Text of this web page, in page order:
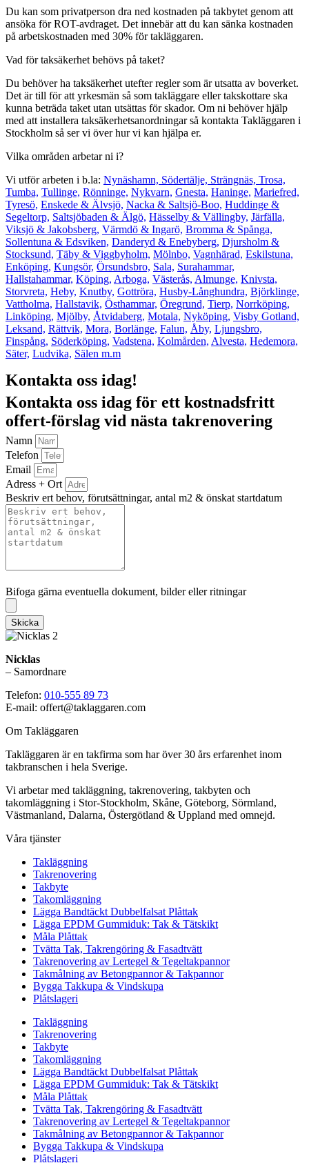
Du kan som privatperson dra ned kostnaden på takbytet genom att
ansöka för ROT-avdraget. Det innebär att du kan sänka kostnaden
på arbetskostnaden med 30% för takläggaren.
Vad för taksäkerhet behövs på taket?
Du behöver ha taksäkerhet utefter regler som är utsatta av boverket.
Det är till för att yrkesmän så som takläggare eller takskottare ska
kunna beträda taket utan utsättas för skador. Om ni behöver hjälp
med att installera taksäkerhetsanordningar så kontakta Takläggaren i
Stockholm så ser vi över hur vi kan hjälpa er.
Vilka områden arbetar ni i?
Vi utför arbeten i b.la: Nynäshamn, Södertälje, Strängnäs, Trosa,
Tumba, Tullinge, Rönninge, Nykvarn, Gnesta, Haninge, Mariefred,
Tyresö, Enskede & Älvsjö, Nacka & Saltsjö-Boo, Huddinge &
Segeltorp, Saltsjöbaden & Älgö, Hässelby & Vällingby, Järfälla,
Viksjö & Jakobsberg, Värmdö & Ingarö, Bromma & Spånga,
Sollentuna & Edsviken, Danderyd & Enebyberg, Djursholm &
Stocksund, Täby & Viggbyholm, Mölnbo, Vagnhärad, Eskilstuna,
Enköping, Kungsör, Örsundsbro, Sala, Surahammar,
Hallstahammar, Köping, Arboga, Västerås, Almunge, Knivsta,
Storvreta, Heby, Knutby, Gottröra, Husby-Långhundra, Björklinge,
Vattholma, Hallstavik, Östhammar, Öregrund, Tierp, Norrköping,
Linköping, Mjölby, Åtvidaberg, Motala, Nyköping, Visby Gotland,
Leksand, Rättvik, Mora, Borlänge, Falun, Åby, Ljungsbro,
Finspång, Söderköping, Vadstena, Kolmården, Alvesta, Hedemora,
Säter, Ludvika, Sälen m.m
Kontakta oss idag!
Kontakta oss idag för ett kostnadsfritt
offert-förslag vid nästa takrenovering
Namn
Telefon
Email
Adress + Ort
Beskriv ert behov, förutsättningar, antal m2 & önskat startdatum
Bifoga gärna eventuella dokument, bilder eller ritningar
Skicka
Nicklas
– Samordnare
Telefon: 010-555 89 73
E-mail: offert@taklaggaren.com
Om Takläggaren
Takläggaren är en takfirma som har över 30 års erfarenhet inom
takbranschen i hela Sverige.
Vi arbetar med takläggning, takrenovering, takbyten och
takomläggning i Stor-Stockholm, Skåne, Göteborg, Sörmland,
Västmanland, Dalarna, Östergötland & Uppland med omnejd.
Våra tjänster
Takläggning
Takrenovering
Takbyte
Takomläggning
Lägga Bandtäckt Dubbelfalsat Plåttak
Lägga EPDM Gummiduk: Tak & Tätskikt
Måla Plåttak
Tvätta Tak, Takrengöring & Fasadtvätt
Takrenovering av Lertegel & Tegeltakpannor
Takmålning av Betongpannor & Takpannor
Bygga Takkupa & Vindskupa
Plåtslageri
Takläggning
Takrenovering
Takbyte
Takomläggning
Lägga Bandtäckt Dubbelfalsat Plåttak
Lägga EPDM Gummiduk: Tak & Tätskikt
Måla Plåttak
Tvätta Tak, Takrengöring & Fasadtvätt
Takrenovering av Lertegel & Tegeltakpannor
Takmålning av Betongpannor & Takpannor
Bygga Takkupa & Vindskupa
Plåtslageri